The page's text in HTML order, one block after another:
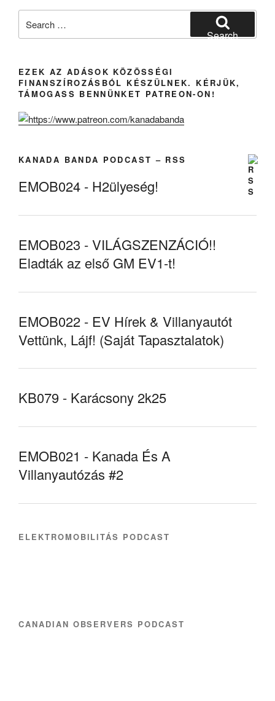
for:
Search
EZEK AZ ADÁSOK KÖZÖSSÉGI
FINANSZÍROZÁSBÓL KÉSZÜLNEK. KÉRJÜK,
TÁMOGASS BENNÜNKET PATREON-ON!
KANADA BANDA PODCAST – RSS
EMOB024 - H2ülyeség!
EMOB023 - VILÁGSZENZÁCIÓ!!
Eladták az első GM EV1-t!
EMOB022 - EV Hírek & Villanyautót
Vettünk, Lájf! (Saját Tapasztalatok)
KB079 - Karácsony 2k25
EMOB021 - Kanada És A
Villanyautózás #2
ELEKTROMOBILITÁS PODCAST
CANADIAN OBSERVERS PODCAST